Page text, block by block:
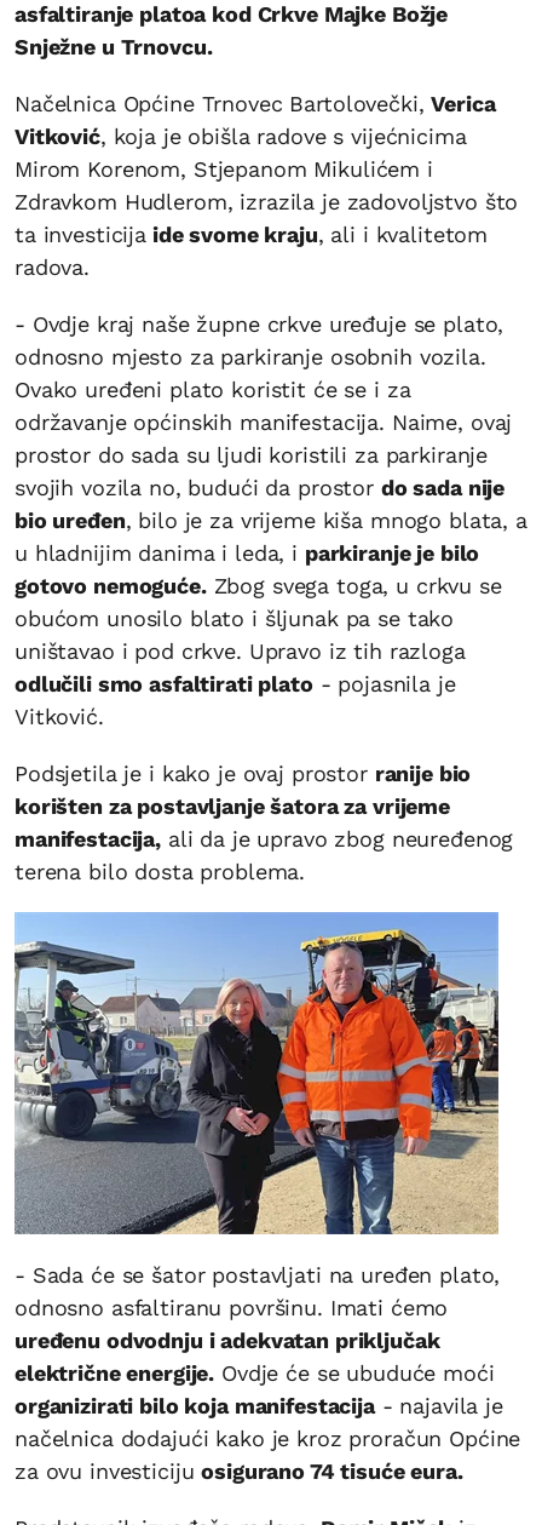
asfaltiranje platoa kod Crkve Majke Božje
Snježne u Trnovcu.
Načelnica Općine Trnovec Bartolovečki,Verica
Vitković, koja je obišla radove s vijećnicima
Mirom Korenom, Stjepanom Mikulićem i
Zdravkom Hudlerom, izrazila je zadovoljstvo što
ta investicijaide svome kraju, ali i kvalitetom
radova.
- Ovdje kraj naše župne crkve uređuje se plato,
odnosno mjesto za parkiranje osobnih vozila.
Ovako uređeni plato koristit će se i za
održavanje općinskih manifestacija. Naime, ovaj
prostor do sada su ljudi koristili za parkiranje
svojih vozila no, budući da prostor do sada nije
bio uređen, bilo je za vrijeme kiša mnogo blata, a
u hladnijim danima i leda, i parkiranje je bilo
gotovo nemoguće.Zbog svega toga, u crkvu se
obućom unosilo blato i šljunak pa se tako
uništavao i pod crkve. Upravo iz tih razloga
odlučili smo asfaltirati plato- pojasnila je
Vitković.
Podsjetila je i kako je ovaj prostor ranije bio
korišten za postavljanje šatora za vrijeme
manifestacija,ali da je upravo zbog neuređenog
terena bilo dosta problema.
- Sada će se šator postavljati na uređen plato,
odnosno asfaltiranu površinu. Imati ćemo
uređenu odvodnju i adekvatan priključak
električne energije. Ovdje će se ubuduće moći
organizirati bilo koja manifestacija- najavila je
načelnica dodajući kako je kroz proračun Općine
za ovu investicijuosigurano 74 tisuće eura.